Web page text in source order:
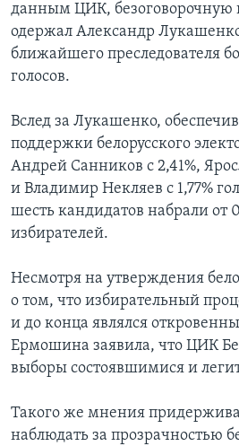
данным ЦИК, безоговорочную
одержал Александр
ближайшего преследователя
голосов.
Вслед за Лукашенко,
поддержки белорусского
Андрей Санников с 2,41%,
и Владимир Некляев с 1,77%
шесть кандидатов набрали от
избирателей.
Несмотря на утверждения
о том, что избирательный
и до конца являлся
Ермошина заявила, что ЦИК
выборы состоявшимися и
Такого же мнения
наблюдать за прозрачностью